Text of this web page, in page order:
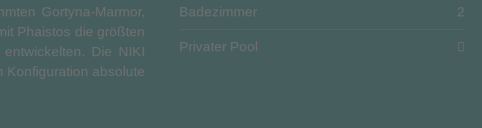
Gortyna-Marmor,
Phaistos die größten
Die NIKI
Konfiguration absolute
Badezimmer 2
Privater Pool